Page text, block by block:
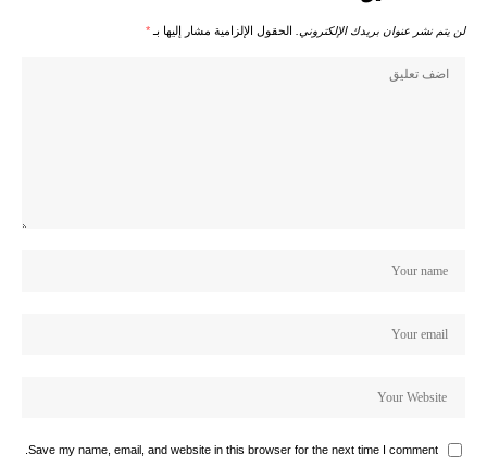
لن يتم نشر عنوان بريدك الإلكتروني. الحقول الإلزامية مشار إليها بـ *
Save my name, email, and website in this browser for the next time I comment.